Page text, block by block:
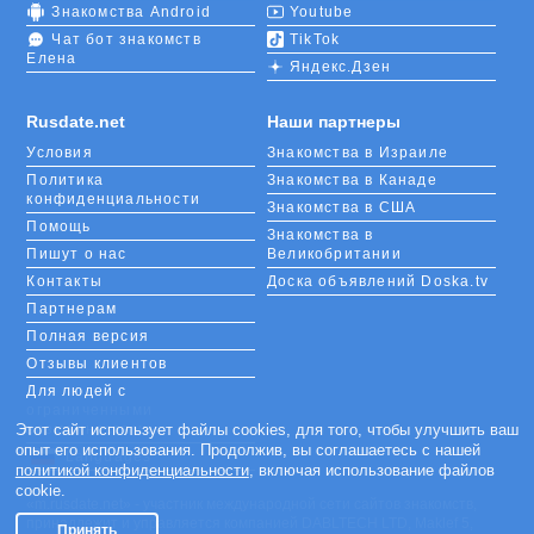
Rusdate.net
Условия
Политика
конфиденциальности
Помощь
Пишут о нас
Контакты
Партнерам
Полная версия
Отзывы клиентов
Для людей с
возможностями
Languages
Знакомства Android
Чат бот знакомств
Елена
Youtube
TikTok
Яндекс.Дзен
Наши партнеры
Знакомства в Израиле
Знакомства в Канаде
Знакомства в США
Знакомства в
Великобритании
Доска объявлений Doska.tv
принадлежит и управляется компанией DABLTECH LTD, Maklef 5,
Этот сайт использует файлы cookies, для того, чтобы улучшить ваш
опыт его использования. Продолжив, вы соглашаетесь с нашей
политикой конфиденциальности, включая использование файлов
cookie.
Принять